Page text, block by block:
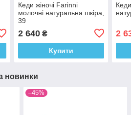
Кеди жіночі Farinni
молочні натуральна шкіра,
39
2 640₴
Купити
2
новинки
–45%